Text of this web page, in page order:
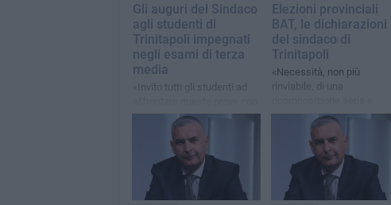
Gli auguri del Sindaco
agli studenti di
Trinitapoli impegnati
negli esami di terza
media
«Invito tutti gli studenti ad
serenità, impegno e fiducia»
Elezioni provinciali
BAT, le dichiarazioni
del sindaco di
Trinitapoli
«Necessità, non più
rinviabile, di una
responsabile del
centrodestra locale»